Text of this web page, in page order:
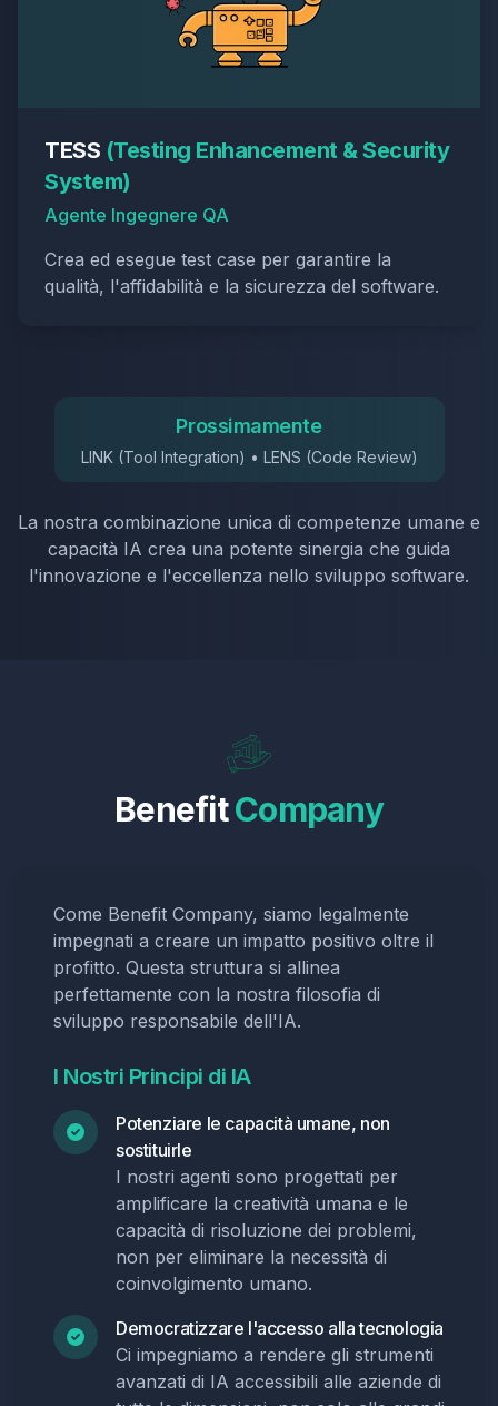
TESS (Testing Enhancement & Security
System)
Agente Ingegnere QA
Crea ed esegue test case per garantire la
qualità, l'affidabilità e la sicurezza del software.
Prossimamente
LINK (Tool Integration) • LENS (Code Review)
La nostra combinazione unica di competenze umane e
capacità IA crea una potente sinergia che guida
l'innovazione e l'eccellenza nello sviluppo software.
BenefitCompany
Come Benefit Company, siamo legalmente
impegnati a creare un impatto positivo oltre il
profitto. Questa struttura si allinea
perfettamente con la nostra filosofia di
sviluppo responsabile dell'IA.
I Nostri Principi di IA
Potenziare le capacità umane, non
sostituirle
I nostri agenti sono progettati per
amplificare la creatività umana e le
capacità di risoluzione dei problemi,
non per eliminare la necessità di
coinvolgimento umano.
Democratizzare l'accesso alla tecnologia
Ci impegniamo a rendere gli strumenti
avanzati di IA accessibili alle aziende di